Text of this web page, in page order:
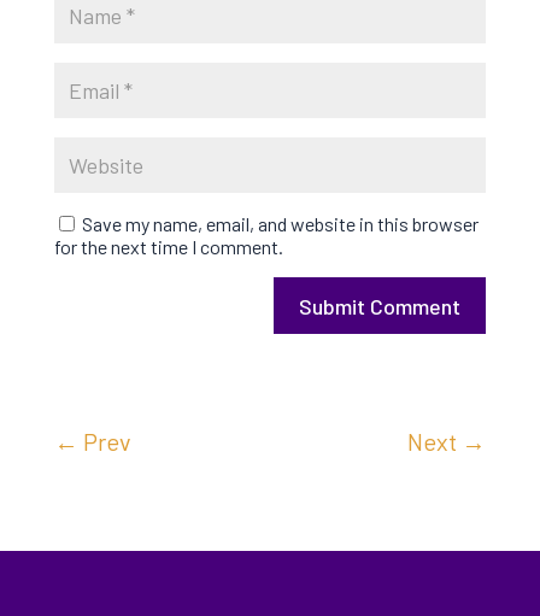
Save my name, email, and website in this browser
for the next time I comment.
Submit Comment
← Prev Next →